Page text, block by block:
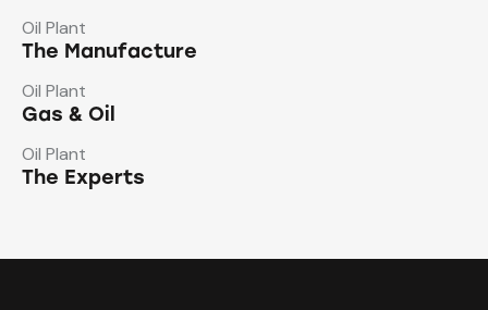
Oil Plant
The Manufacture
Oil Plant
Gas & Oil
Oil Plant
The Experts